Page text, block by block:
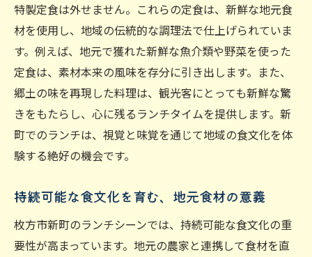
特製定食は外せません。これらの定食は、新鮮な地元食
材を使用し、地域の伝統的な調理法で仕上げられていま
す。例えば、地元で獲れた新鮮な魚介類や野菜を使った
定食は、素材本来の風味を存分に引き出します。また、
郷土の味を再現した料理は、観光客にとっても新鮮な驚
きをもたらし、心に残るランチタイムを提供します。新
町でのランチは、視覚と味覚を通じて地域の食文化を体
験する絶好の機会です。
持続可能な食文化を育む、地元食材の意義
枚方市新町のランチシーンでは、持続可能な食文化の重
要性が高まっています。地元の農家と連携して食材を直